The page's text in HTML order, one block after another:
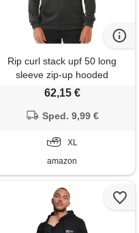
Rip curl stack upf 50 long
sleeve zip-up hooded
rashguard maglietta rash
uomo
62,15 €
Sped. 9,99 €
XL
amazon